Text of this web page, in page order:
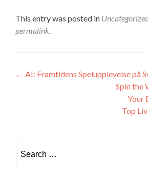
This entry was posted in
permalink.
Post
← AI: Framtidens Spelupplevelse på
Spin the
Your
Top
for: